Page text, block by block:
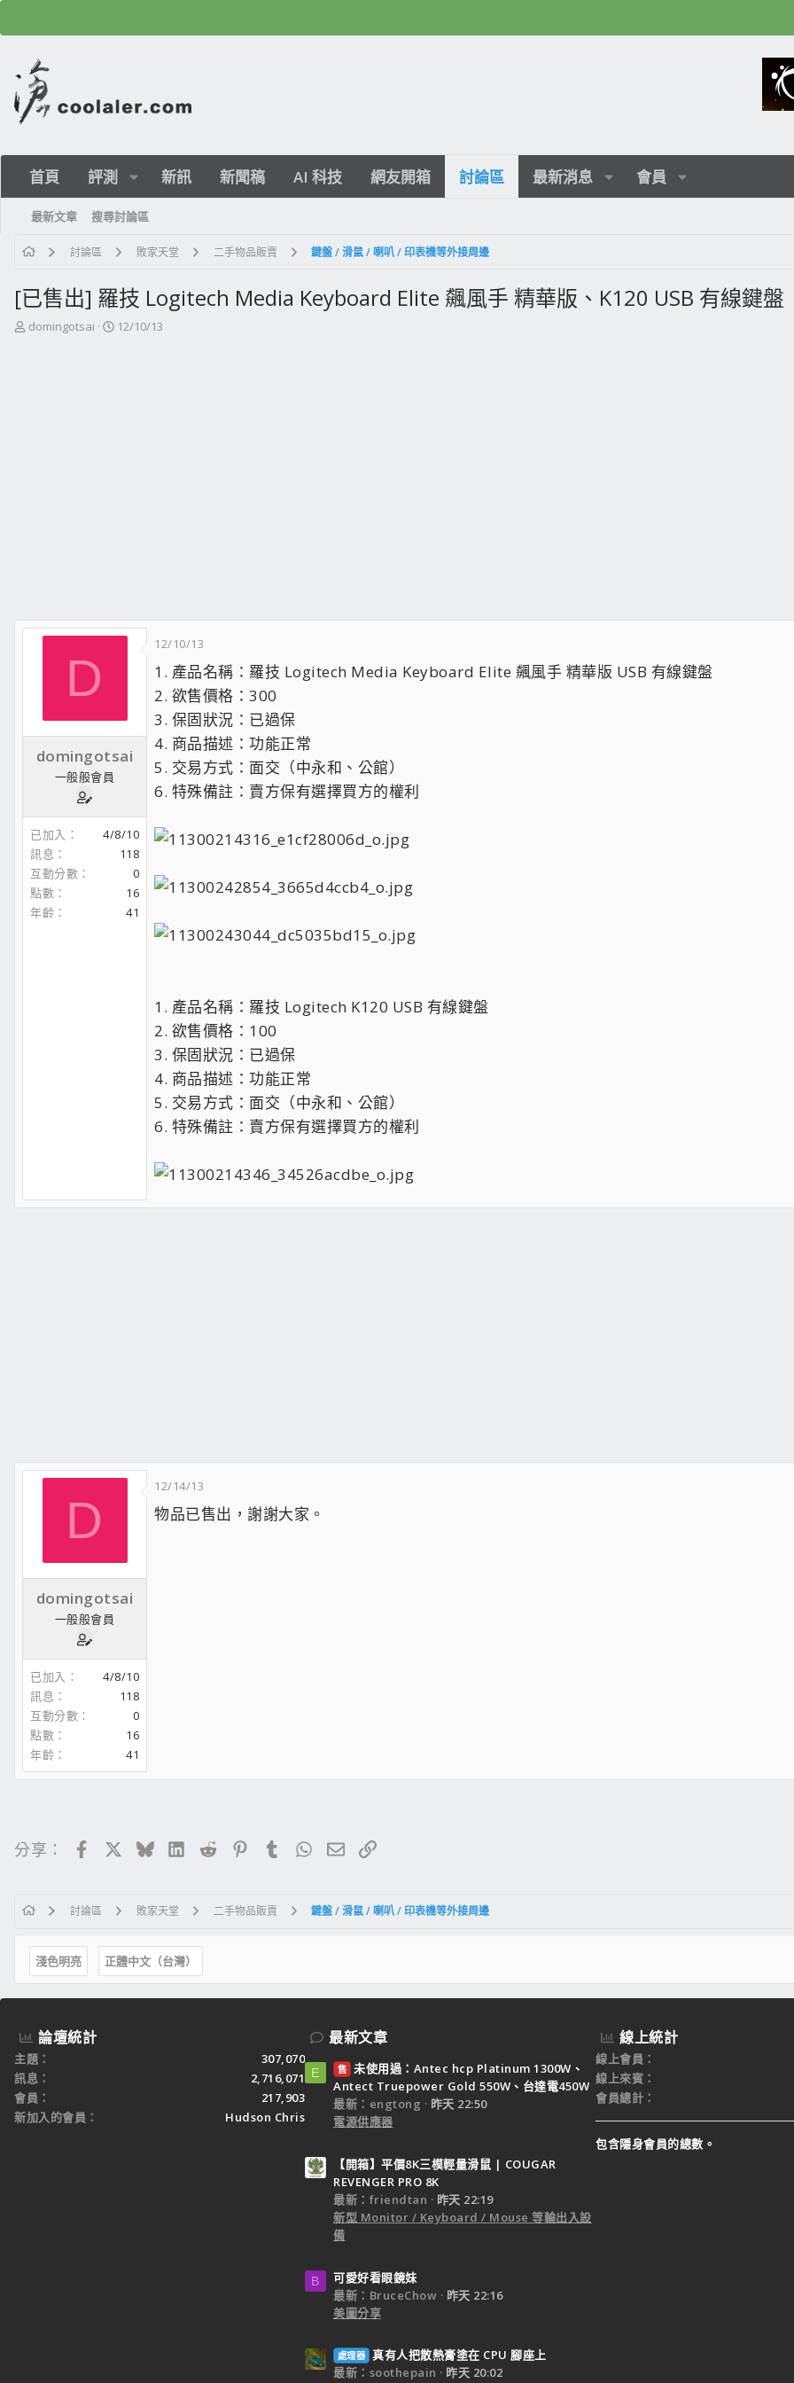
首頁 評測 新訊 新聞稿 AI 科技 網友開箱 討論區 最新消息 會員
最新文章 搜尋討論區
討論區 敗家天堂 二手物品販賣 鍵盤 / 滑鼠 / 喇叭 / 印表機等外接周邊
[已售出] 羅技 Logitech Media Keyboard Elite 飆風手 精華版、K120 USB 有線鍵盤
主
domingotsai
開
12/10/13
D
domingotsai
一般般會員
已加入
4/8/10
訊息
118
互動分數
0
點數
16
年齡
41
12/10/13
1. 產品名稱：羅技 Logitech Media Keyboard Elite 飆風手 精華版 USB 有線鍵盤
2. 欲售價格：300
3. 保固狀況：已過保
4. 商品描述：功能正常
5. 交易方式：面交（中永和、公館）
6. 特殊備註：賣方保有選擇買方的權利
1. 產品名稱：羅技 Logitech K120 USB 有線鍵盤
2. 欲售價格：100
3. 保固狀況：已過保
4. 商品描述：功能正常
5. 交易方式：面交（中永和、公館）
6. 特殊備註：賣方保有選擇買方的權利
D
domingotsai
一般般會員
已加入
4/8/10
訊息
118
互動分數
0
點數
16
年齡
41
12/14/13
物品已售出，謝謝大家。
分享： FacebookBlueskyLinkedIn
RedditPinterestTumblrWhatsApp
電子郵件
連結
討論區 敗家天堂 二手物品販賣 鍵盤 / 滑鼠 / 喇叭 / 印表機等外接周邊
淺色明亮 正體中文（台灣）
論壇統計
主題
307,070
訊息
2,716,071
會員
217,903
新加入的會員
Hudson Chris
最新文章
E 售 未使用過：Antec hcp Platinum 1300W、
Antect Truepower Gold 550W、台達電450W
最新：engtong
昨天 22:50
電源供應器
【開箱】平價8K三模輕量滑鼠 | COUGAR
REVENGER PRO 8K
最新：friendtan
昨天 22:19
新型 Monitor / Keyboard / Mouse 等輸出入設
備
B
可愛好看眼鏡妹
最新：BruceChow
昨天 22:16
美圖分享
處理器 真有人把散熱膏塗在 CPU 腳座上
最新：soothepain
昨天 20:02
線上統計
線上會員
線上來賓
會員總計
包含隱身會員的總數。